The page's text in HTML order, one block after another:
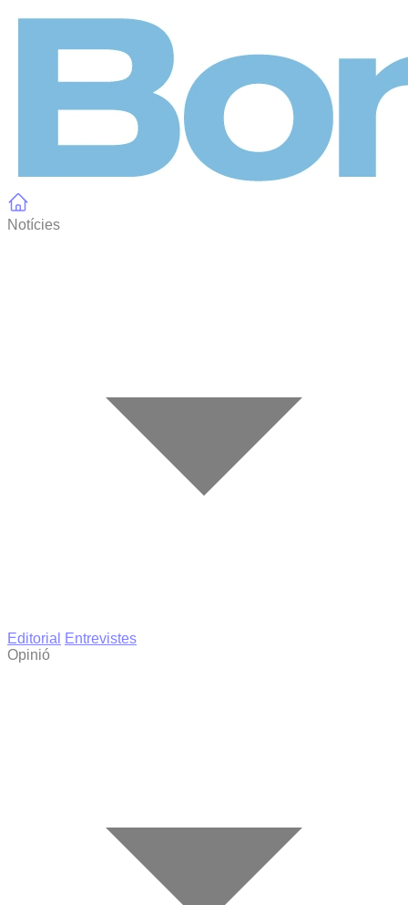
Notícies
Editorial
Entrevistes
Opinió